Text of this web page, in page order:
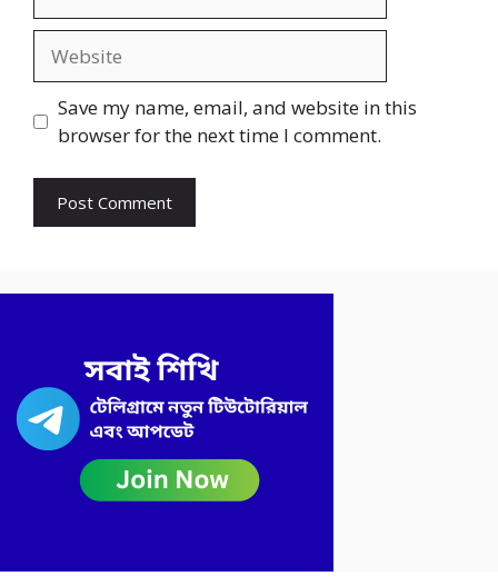
Save my name, email, and website in this
browser for the next time I comment.